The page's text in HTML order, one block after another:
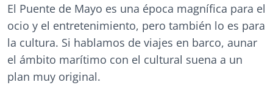
El Puente de Mayo es una época magnífica para el
ocio y el entretenimiento, pero también lo es para
la cultura. Si hablamos de viajes en barco, aunar
el ámbito marítimo con el cultural suena a un
plan muy original.